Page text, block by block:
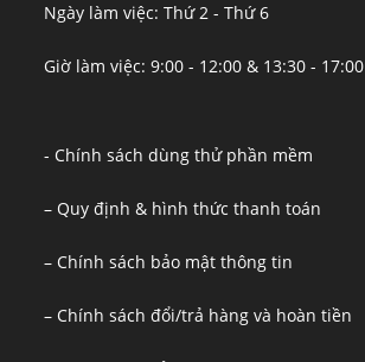
Ngày làm việc: Thứ 2 - Thứ 6
Giờ làm việc: 9:00 - 12:00 & 13:30 - 17:00
- Chính sách dùng thử phần mềm
– Quy định & hình thức thanh toán
– Chính sách bảo mật thông tin
– Chính sách đổi/trả hàng và hoàn tiền